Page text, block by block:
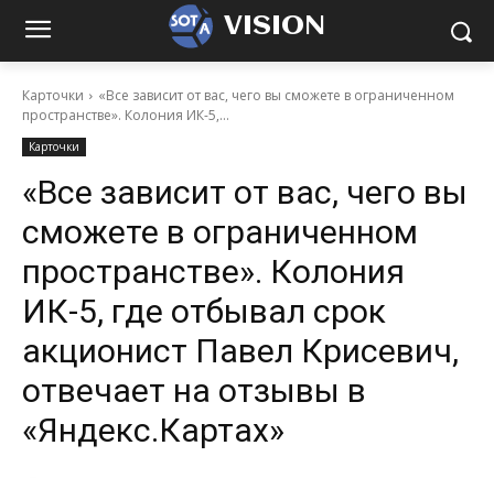
VISION
Карточки
«Все зависит от вас, чего вы сможете в ограниченном
пространстве». Колония ИК-5,...
Карточки
«Все зависит от вас, чего вы
сможете в ограниченном
пространстве». Колония
ИК-5, где отбывал срок
акционист Павел Крисевич,
отвечает на отзывы в
«Яндекс.Картах»